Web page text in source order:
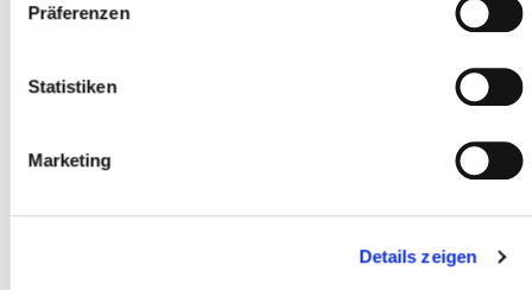
Präferenzen
Statistiken
Marketing
Details zeigen
Participant
Ajouter des participants
J'ai lula politique de confidentialitéet je